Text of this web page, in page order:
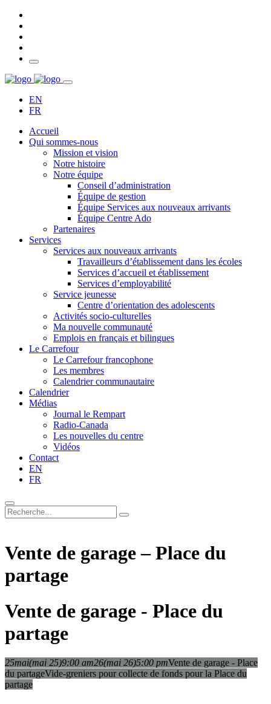
EN
FR
Accueil
Qui sommes-nous
Mission et vision
Notre histoire
Notre équipe
Conseil d’administration
Équipe de gestion
Équipe Services aux nouveaux arrivants
Équipe Centre Ado
Partenaires
Services
Services aux nouveaux arrivants
Travailleurs d’établissement dans les écoles
Services d’accueil et établissement
Services d’employabilité
Service jeunesse
Centre d’orientation des adolescents
Activités socio-culturelles
Ma nouvelle communauté
Emplois en français et bilingues
Le Carrefour
Le Carrefour francophone
Les membres
Calendrier communautaire
Calendrier
Médias
Journal le Rempart
Radio-Canada
Les nouvelles du centre
Vidéos
Contact
EN
FR
Vente de garage – Place du
partage
Vente de garage - Place du
partage
25mai(mai 25)9:00 am26(mai 26)5:00 pmVente de garage - Place
du partageVide-greniers pour collecte de fonds pour la Place du
partage